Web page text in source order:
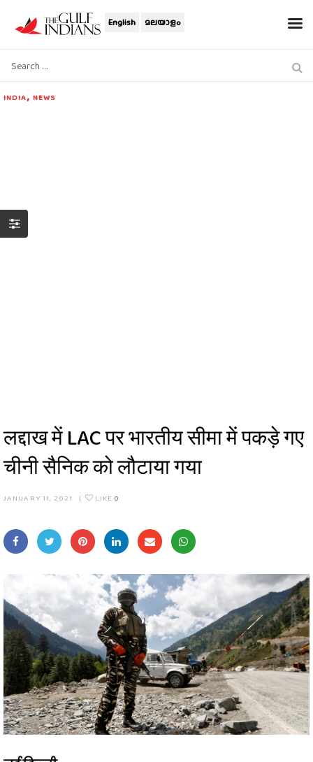
English മലയാളം
INDIA, NEWS
लद्दाख में LAC पर भारतीय सीमा में पकड़े गए
चीनी सैनिक को लौटाया गया
JANUARY 11, 2021 | LIKE 0